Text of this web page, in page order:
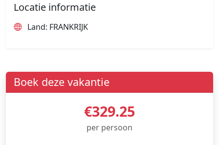
Locatie informatie
Land: FRANKRIJK
Boek deze vakantie
€329.25
per persoon